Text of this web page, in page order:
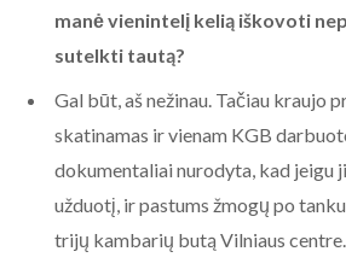
manė vienintelį kelią iškovoti
sutelkti tautą?
Gal būt, aš nežinau. Tačiau kraujo
skatinamas ir vienam KGB
dokumentaliai nurodyta, kad jeigu
užduotį, ir pastums žmogų po
trijų kambarių butą Vilniaus centre.